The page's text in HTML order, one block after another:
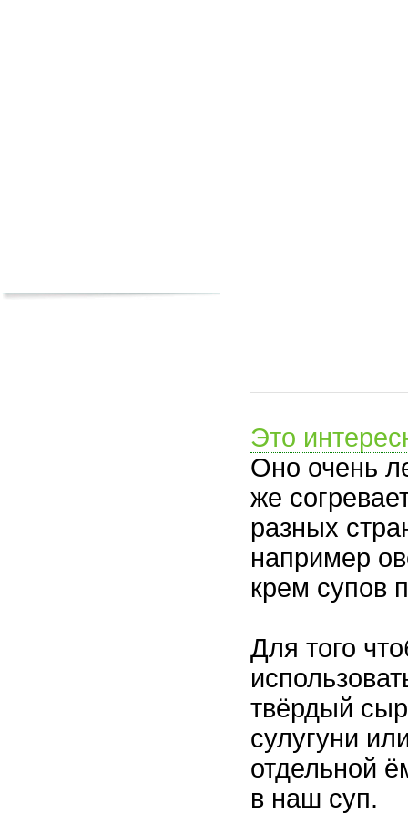
Это
Оно очень
же
разных
например
крем супов
Для того
твёрдый
сулугуни
отдельной
в наш суп.